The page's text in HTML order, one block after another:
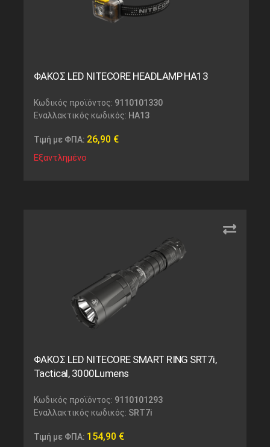
ΦΑΚΟΣ LED NITECORE HEADLAMP HA13
Κωδικός προϊόντος: 9110101330
Εναλλακτικός κωδικός: HA13
Τιμή με ΦΠΑ: 26,90 €
Εξαντλημένο
ΦΑΚΟΣ LED NITECORE SMART RING SRT7i,
Tactical, 3000Lumens
Κωδικός προϊόντος: 9110101293
Εναλλακτικός κωδικός: SRT7i
Τιμή με ΦΠΑ: 154,90 €